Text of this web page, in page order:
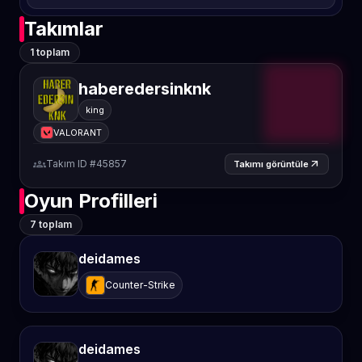
Takımlar
1 toplam
haberedersinknk
king
VALORANT
groupsTakım ID #45857 Takımı görüntüle arrow_outward
Oyun Profilleri
7 toplam
deidames
Counter-Strike
deidames